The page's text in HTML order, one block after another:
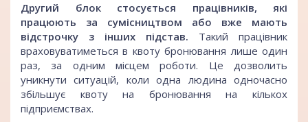
Другий блок стосується працівників, які
працюють за сумісництвом або вже мають
відстрочку з інших підстав. Такий працівник
враховуватиметься в квоту бронювання лише один
раз, за одним місцем роботи. Це дозволить
уникнути ситуацій, коли одна людина одночасно
збільшує квоту на бронювання на кількох
підприємствах.